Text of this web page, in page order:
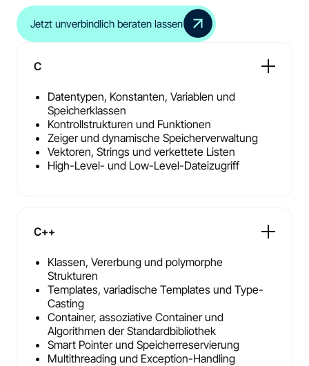
Jetzt unverbindlich beraten lassen
C
Datentypen, Konstanten, Variablen und
Speicherklassen
Kontrollstrukturen und Funktionen
Zeiger und dynamische Speicherverwaltung
Vektoren, Strings und verkettete Listen
High-Level- und Low-Level-Dateizugriff
C++
Klassen, Vererbung und polymorphe
Strukturen
Templates, variadische Templates und Type-
Casting
Container, assoziative Container und
Algorithmen der Standardbibliothek
Smart Pointer und Speicherreservierung
Multithreading und Exception-Handling